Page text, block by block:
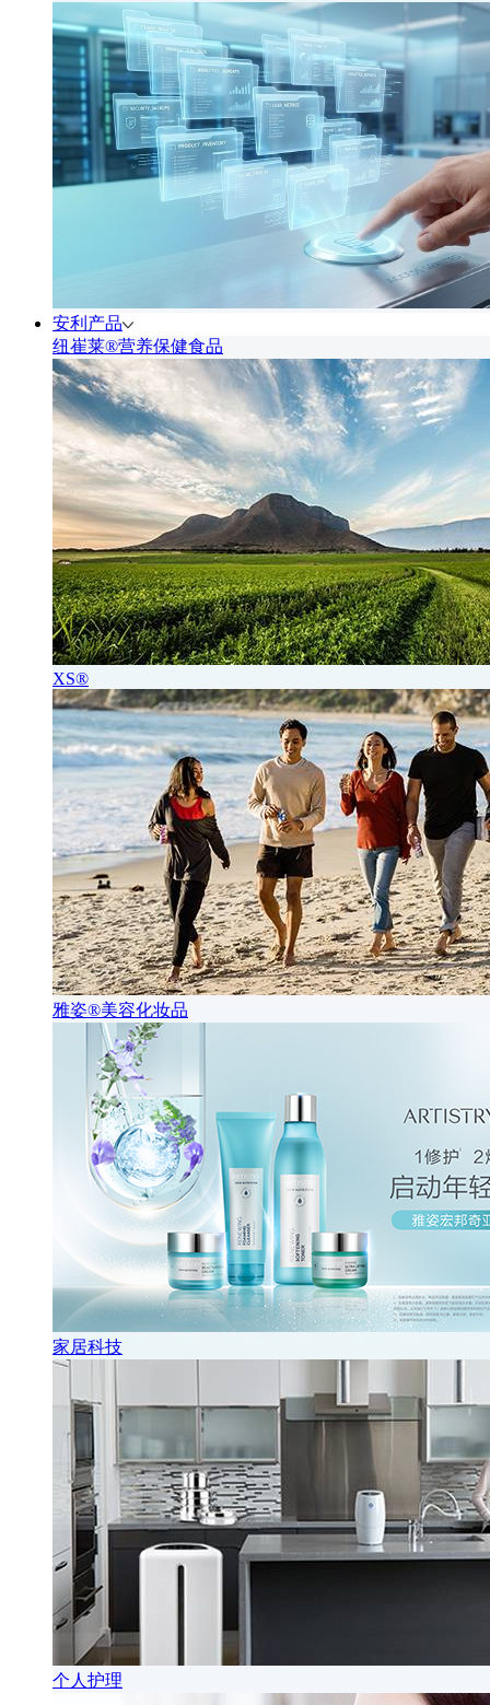
安利产品
纽崔莱®营养保健食品
XS®
雅姿®美容化妆品
家居科技
个人护理